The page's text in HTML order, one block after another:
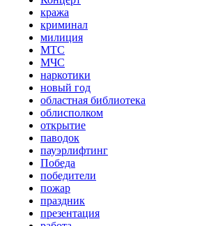
кража
криминал
милиция
МТС
МЧС
наркотики
новый год
областная библиотека
облисполком
открытие
паводок
пауэрлифтинг
Победа
победители
пожар
праздник
презентация